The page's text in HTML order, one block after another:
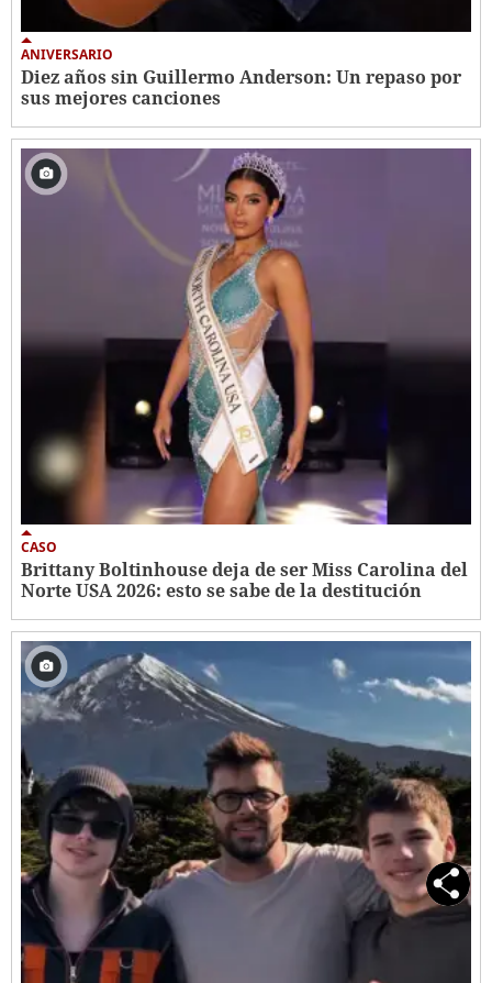
ANIVERSARIO
Diez años sin Guillermo Anderson: Un repaso por
sus mejores canciones
CASO
Brittany Boltinhouse deja de ser Miss Carolina del
Norte USA 2026: esto se sabe de la destitución